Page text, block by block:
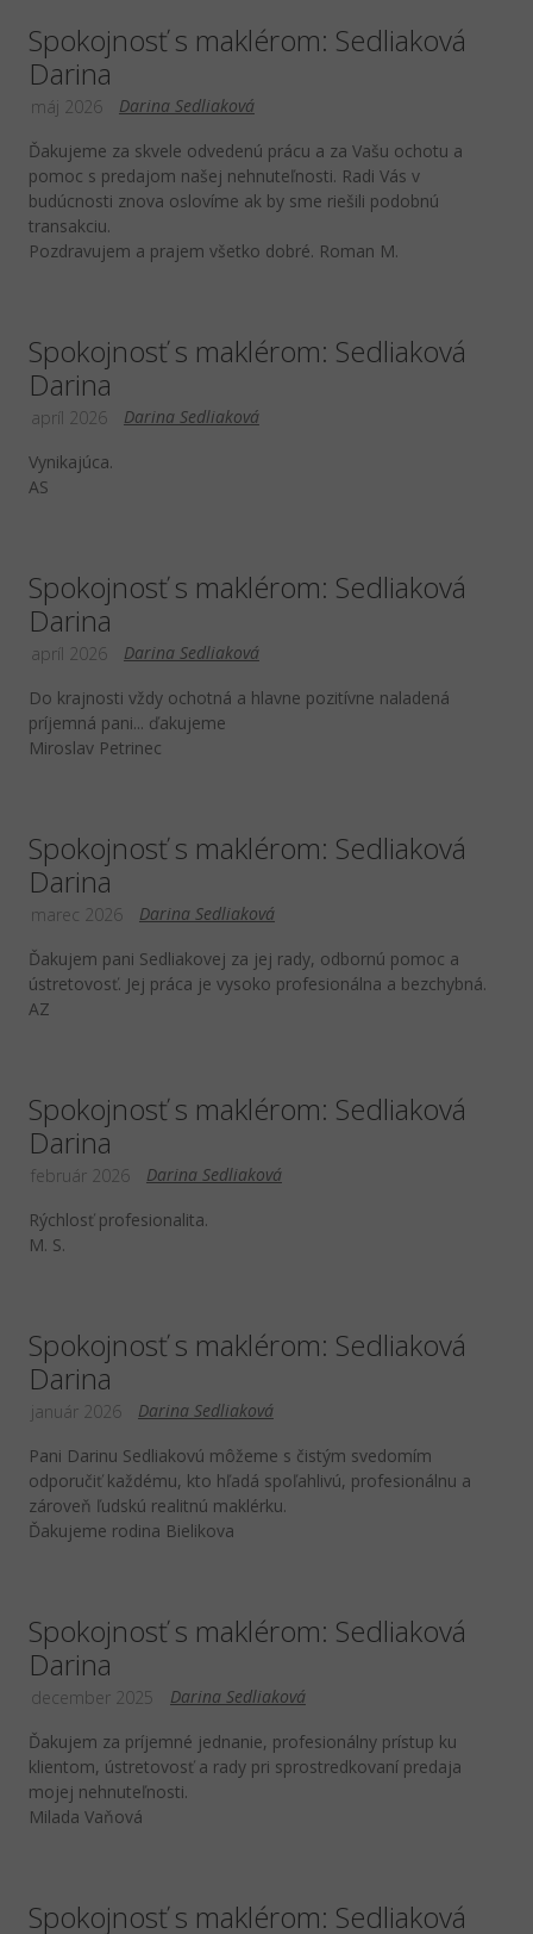
Spokojnosť s maklérom: Sedliaková
Darina
Darina Sedliaková
máj 2026
Ďakujeme za skvele odvedenú prácu a za Vašu ochotu a
pomoc s predajom našej nehnuteľnosti. Radi Vás v
budúcnosti znova oslovíme ak by sme riešili podobnú
transakciu.
Pozdravujem a prajem všetko dobré. Roman M.
Spokojnosť s maklérom: Sedliaková
Darina
Darina Sedliaková
apríl 2026
Vynikajúca.
AS
Spokojnosť s maklérom: Sedliaková
Darina
Darina Sedliaková
apríl 2026
Do krajnosti vždy ochotná a hlavne pozitívne naladená
príjemná pani... ďakujeme
Miroslav Petrinec
Spokojnosť s maklérom: Sedliaková
Darina
Darina Sedliaková
marec 2026
Ďakujem pani Sedliakovej za jej rady, odbornú pomoc a
ústretovosť. Jej práca je vysoko profesionálna a bezchybná.
AZ
Spokojnosť s maklérom: Sedliaková
Darina
Darina Sedliaková
február 2026
Rýchlosť profesionalita.
M. S.
Spokojnosť s maklérom: Sedliaková
Darina
Darina Sedliaková
január 2026
Pani Darinu Sedliakovú môžeme s čistým svedomím
odporučiť každému, kto hľadá spoľahlivú, profesionálnu a
zároveň ľudskú realitnú maklérku.
Ďakujeme rodina Bielikova
Spokojnosť s maklérom: Sedliaková
Darina
Darina Sedliaková
december 2025
Ďakujem za príjemné jednanie, profesionálny prístup ku
klientom, ústretovosť a rady pri sprostredkovaní predaja
mojej nehnuteľnosti.
Milada Vaňová
Spokojnosť s maklérom: Sedliaková